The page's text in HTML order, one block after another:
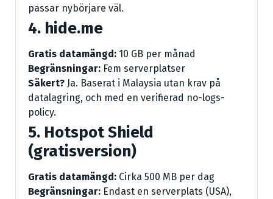
passar nybörjare väl.
4. hide.me
Gratis datamängd: 10 GB per månad
Begränsningar: Fem serverplatser
Säkert? Ja. Baserat i Malaysia utan krav på
datalagring, och med en verifierad no-logs-
policy.
5. Hotspot Shield
(gratisversion)
Gratis datamängd: Cirka 500 MB per dag
Begränsningar: Endast en serverplats (USA),